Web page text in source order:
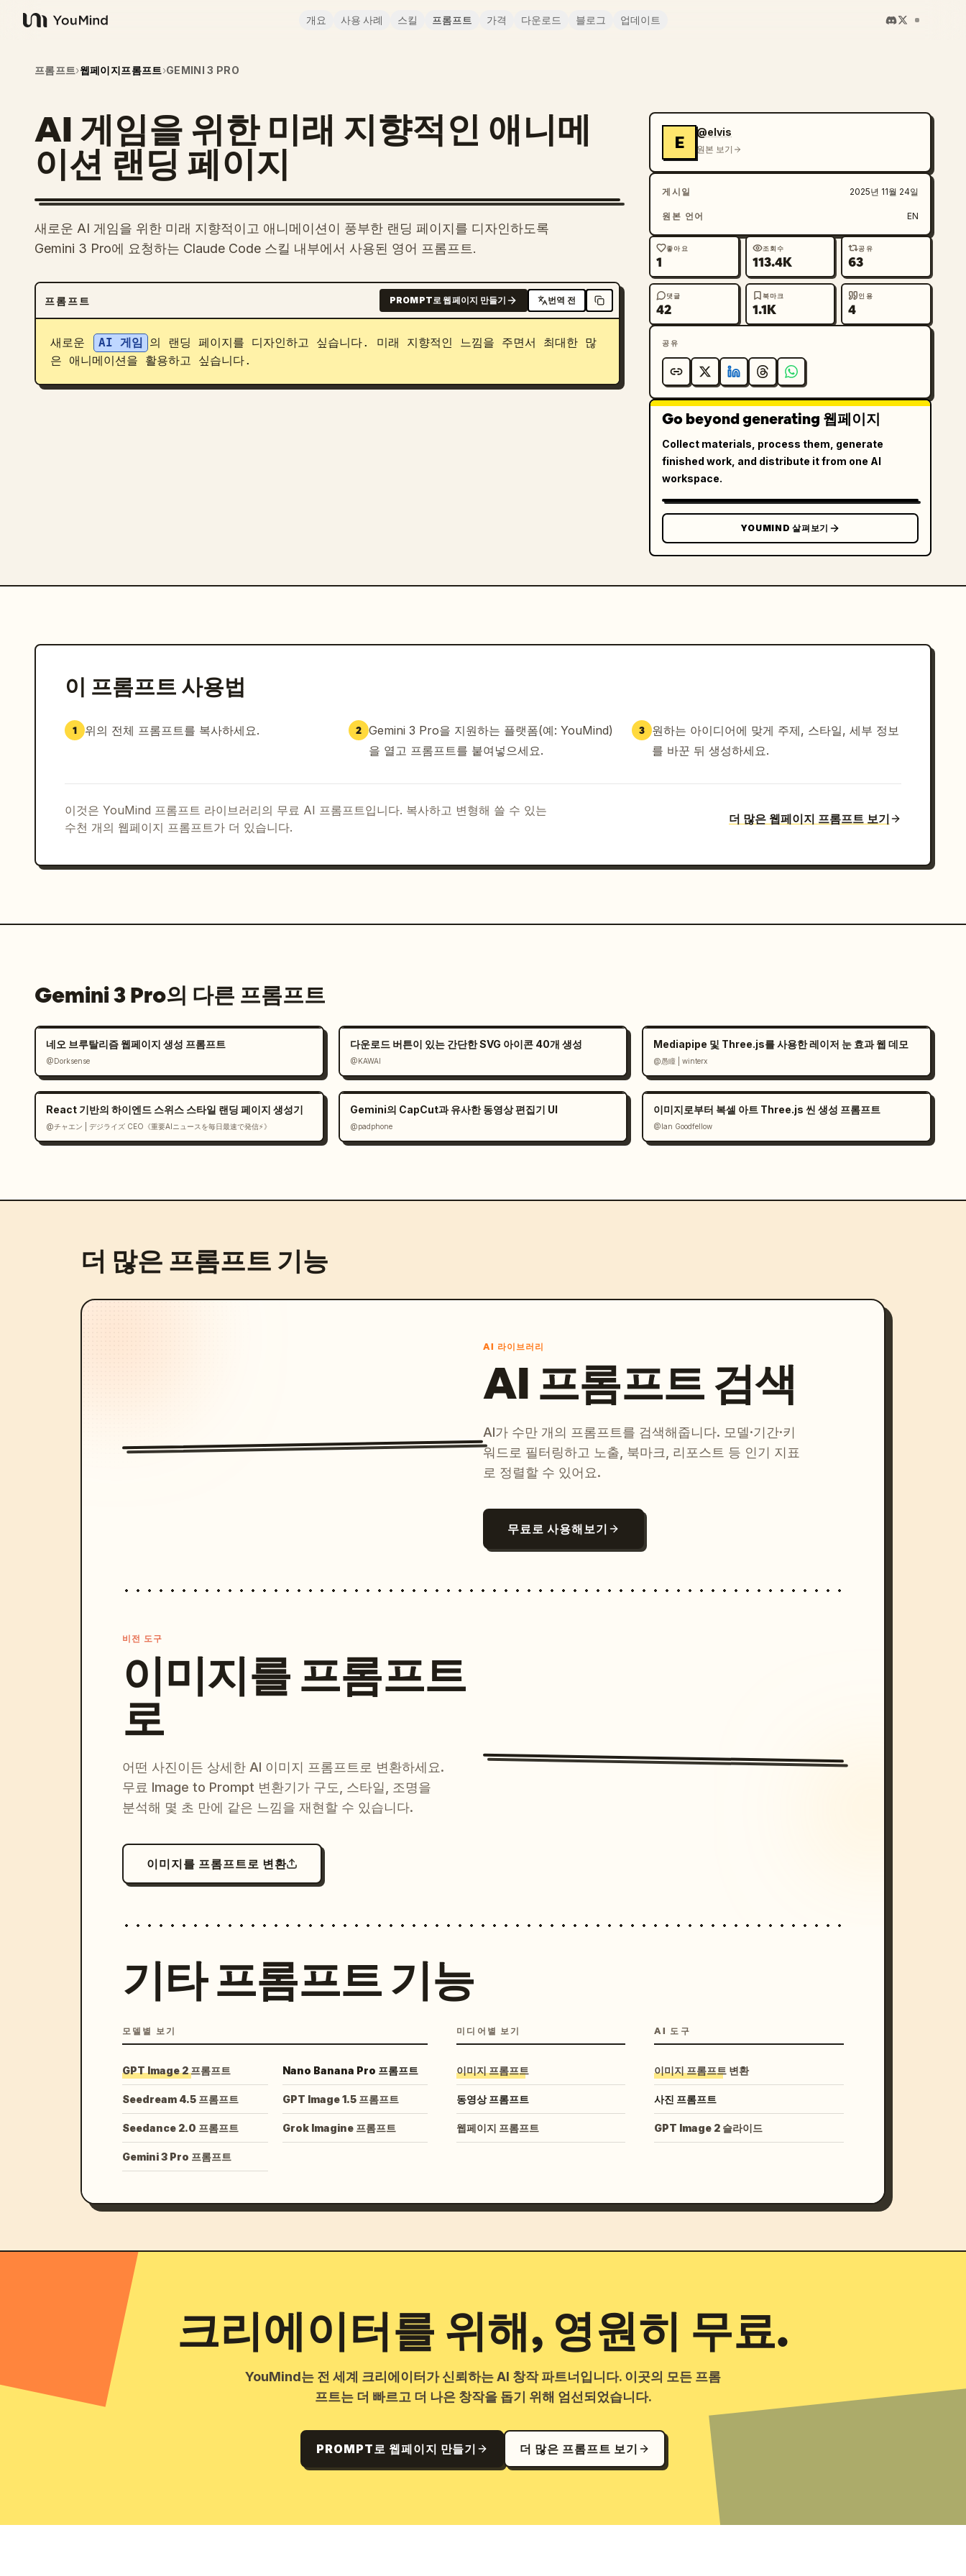
YouMind
개요 사용 사례 스킬 프롬프트 가격 다운로드 블로그 업데이트
프롬프트›웹페이지프롬프트›GEMINI 3 PRO
AI 게임을 위한 미래 지향적인 애니메
이션 랜딩 페이지
새로운 AI 게임을 위한 미래 지향적이고 애니메이션이 풍부한 랜딩 페이지를 디자인하도록
Gemini 3 Pro에 요청하는 Claude Code 스킬 내부에서 사용된 영어 프롬프트.
프롬프트 PROMPT로 웹페이지 만들기 번역 전
새로운 AI 게임
의 랜딩 페이지를 디자인하고 싶습니다. 미래 지향적인 느낌을 주면서 최대한 많
은 애니메이션을 활용하고 싶습니다.
E
@elvis
원본 보기
게시일 2025년 11월 24일
원본 언어 EN
좋아요
1
조회수
113.4K
공유
63
댓글
42
북마크
1.1K
인용
4
공유
Go beyond generating 웹페이지
Collect materials, process them, generate
finished work, and distribute it from one AI
workspace.
YOUMIND 살펴보기
이 프롬프트 사용법
1 위의 전체 프롬프트를 복사하세요. 2 Gemini 3 Pro을 지원하는 플랫폼(예: YouMind)
을 열고 프롬프트를 붙여넣으세요.
3
원하는 아이디어에 맞게 주제, 스타일, 세부 정보
를 바꾼 뒤 생성하세요.
이것은 YouMind 프롬프트 라이브러리의 무료 AI 프롬프트입니다. 복사하고 변형해 쓸 수 있는
수천 개의 웹페이지 프롬프트가 더 있습니다.
더 많은 웹페이지 프롬프트 보기
Gemini 3 Pro의 다른 프롬프트
네오 브루탈리즘 웹페이지 생성 프롬프트
@Dorksense
다운로드 버튼이 있는 간단한 SVG 아이콘 40개 생성
@KAWAI
Mediapipe 및 Three.js를 사용한 레이저 눈 효과 웹 데모
@愚瞳 | winterx
React 기반의 하이엔드 스위스 스타일 랜딩 페이지 생성기
@チャエン | デジライズ CEO《重要AIニュースを毎日最速で発信⚡️》
Gemini의 CapCut과 유사한 동영상 편집기 UI
@padphone
이미지로부터 복셀 아트 Three.js 씬 생성 프롬프트
@Ian Goodfellow
더 많은 프롬프트 기능
AI 라이브러리
AI 프롬프트 검색
AI가 수만 개의 프롬프트를 검색해줍니다. 모델·기간·키
워드로 필터링하고 노출, 북마크, 리포스트 등 인기 지표
로 정렬할 수 있어요.
무료로 사용해보기
비전 도구
이미지를 프롬프트
로
어떤 사진이든 상세한 AI 이미지 프롬프트로 변환하세요.
무료 Image to Prompt 변환기가 구도, 스타일, 조명을
분석해 몇 초 만에 같은 느낌을 재현할 수 있습니다.
이미지를 프롬프트로 변환
기타 프롬프트 기능
모델별 보기
GPT Image 2 프롬프트 Nano Banana Pro 프롬프트
Seedream 4.5 프롬프트 GPT Image 1.5 프롬프트
Seedance 2.0 프롬프트 Grok Imagine 프롬프트
Gemini 3 Pro 프롬프트
미디어별 보기
이미지 프롬프트
동영상 프롬프트
웹페이지 프롬프트
AI 도구
이미지 프롬프트 변환
사진 프롬프트
GPT Image 2 슬라이드
크리에이터를 위해, 영원히 무료.
YouMind는 전 세계 크리에이터가 신뢰하는 AI 창작 파트너입니다. 이곳의 모든 프롬
프트는 더 빠르고 더 나은 창작을 돕기 위해 엄선되었습니다.
PROMPT로 웹페이지 만들기 더 많은 프롬프트 보기